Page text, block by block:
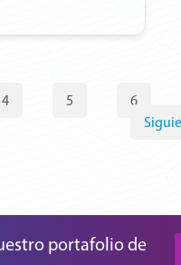
4 5 6
portafolio de